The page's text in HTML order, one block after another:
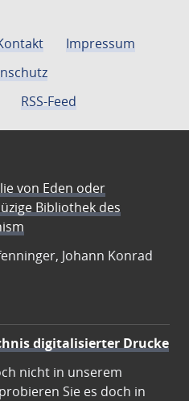
Impressum
RSS-Feed
von Eden oder
Bibliothek des
Johann Konrad
digitalisierter Drucke
nicht in unserem
Sie es doch in